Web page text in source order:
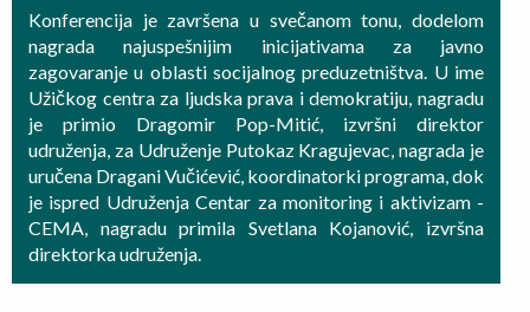
Konferencija je završena u svečanom tonu, dodelom
nagrada najuspešnijim inicijativama za javno
zagovaranje u oblasti socijalnog preduzetništva. U ime
Užičkog centra za ljudska prava i demokratiju, nagradu
je primio Dragomir Pop-Mitić, izvršni direktor
udruženja, za Udruženje Putokaz Kragujevac, nagrada je
uručena Dragani Vučićević, koordinatorki programa, dok
je ispred Udruženja Centar za monitoring i aktivizam -
CEMA, nagradu primila Svetlana Kojanović, izvršna
direktorka udruženja.